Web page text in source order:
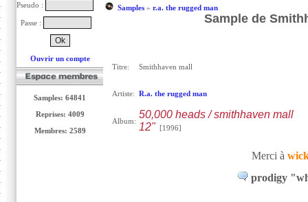
Pseudo :
Passe :
Ouvrir un compte
Samples: 64841
Reprises: 4009
Membres: 2589
Samples» r.a. the rugged man
Sample de
Titre: Smithhaven mall
Artiste: R.a. the rugged man
Album:
50,000 heads / smithhaven mall
12" [1996]
Merci à
prodigy